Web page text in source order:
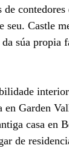
de
Castle
súa
Garden
casa en
de